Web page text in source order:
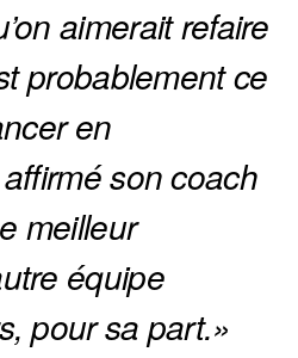
aimerait refaire
probablement ce
en
son coach
meilleur
équipe
pour sa part.»